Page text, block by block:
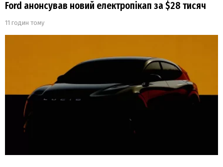
Ford анонсував новий електропікап за $28 тисяч
11 годин тому